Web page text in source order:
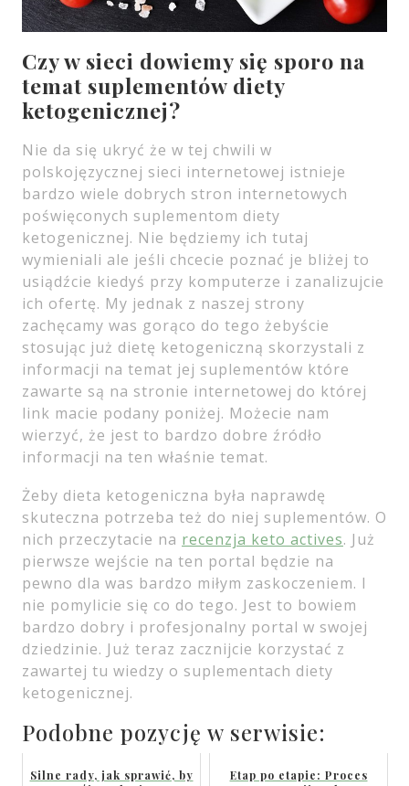
Czy w sieci dowiemy się sporo na
temat suplementów diety
ketogenicznej?
Nie da się ukryć że w tej chwili w
polskojęzycznej sieci internetowej istnieje
bardzo wiele dobrych stron internetowych
poświęconych suplementom diety
ketogenicznej. Nie będziemy ich tutaj
wymieniali ale jeśli chcecie poznać je bliżej to
usiądźcie kiedyś przy komputerze i zanalizujcie
ich ofertę. My jednak z naszej strony
zachęcamy was gorąco do tego żebyście
stosując już dietę ketogeniczną skorzystali z
informacji na temat jej suplementów które
zawarte są na stronie internetowej do której
link macie podany poniżej. Możecie nam
wierzyć, że jest to bardzo dobre źródło
informacji na ten właśnie temat.
Żeby dieta ketogeniczna była naprawdę
skuteczna potrzeba też do niej suplementów. O
nich przeczytacie na recenzja keto actives. Już
pierwsze wejście na ten portal będzie na
pewno dla was bardzo miłym zaskoczeniem. I
nie pomylicie się co do tego. Jest to bowiem
bardzo dobry i profesjonalny portal w swojej
dziedzinie. Już teraz zacznijcie korzystać z
zawartej tu wiedzy o suplementach diety
ketogenicznej.
Podobne pozycję w serwisie:
Silne rady, jak sprawić, by
Etap po etapie: Proces